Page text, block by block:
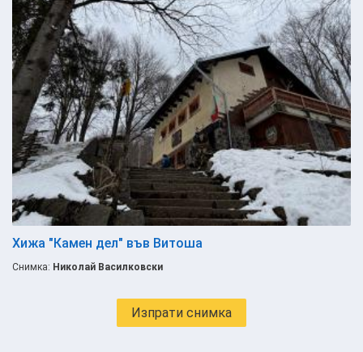
Хижа "Камен дел" във Витоша
Снимка: Николай Василковски
Изпрати снимка